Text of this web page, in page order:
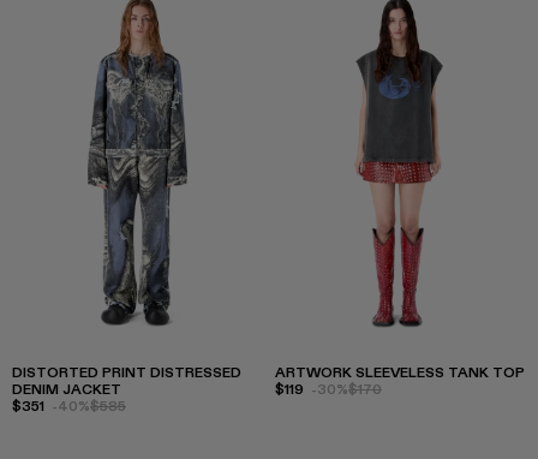
DISTORTED PRINT DISTRESSED
DENIM JACKET
$351 -40%$585
ARTWORK SLEEVELESS TANK TOP
$119 -30%$170